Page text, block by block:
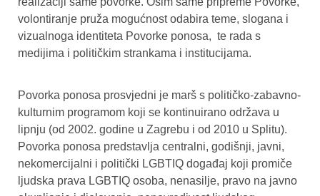
volontiranje pruža mogućnost odabira teme, slogana i
vizualnoga identiteta Povorke ponosa, te rada s
medijima i političkim strankama i institucijama.
Povorka ponosa prosvjedni je marš s političko-zabavno-
kulturnim programom koji se kontinuirano održava u
lipnju (od 2002. godine u Zagrebu i od 2010 u Splitu).
Povorka ponosa predstavlja centralni, godišnji, javni,
nekomercijalni i politički LGBTIQ događaj koji promiče
ljudska prava LGBTIQ osoba, nenasilje, pravo na javno